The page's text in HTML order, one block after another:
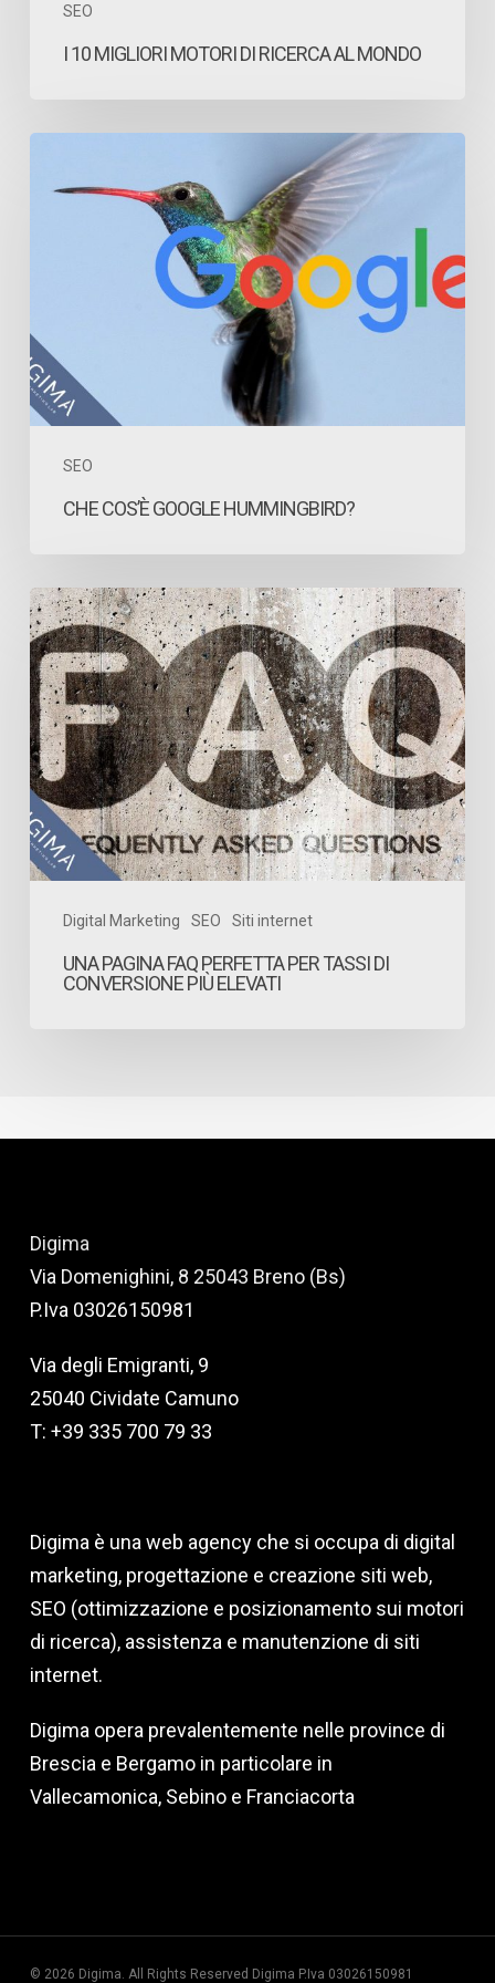
SEO
I 10 MIGLIORI MOTORI DI RICERCA AL MONDO
SEO
cos’è
Hummingbird?
CHE COS’È GOOGLE HUMMINGBIRD?
Digital Marketing SEO Siti internet
Una
pagina
FAQ
perfetta
per
tassi
di
conversione
più
UNA PAGINA FAQ PERFETTA PER TASSI DI
CONVERSIONE PIÙ ELEVATI
Digima
Via Domenighini, 8 25043 Breno (Bs)
P.Iva 03026150981
Via degli Emigranti, 9
25040 Cividate Camuno
T: +39 335 700 79 33
Digima è una web agency che si occupa di digital
marketing, progettazione e creazione siti web,
SEO (ottimizzazione e posizionamento sui motori
di ricerca), assistenza e manutenzione di siti
internet.
Digima opera prevalentemente nelle province di
Brescia e Bergamo in particolare in
Vallecamonica, Sebino e Franciacorta
© 2026 Digima. All Rights Reserved Digima P.Iva 03026150981